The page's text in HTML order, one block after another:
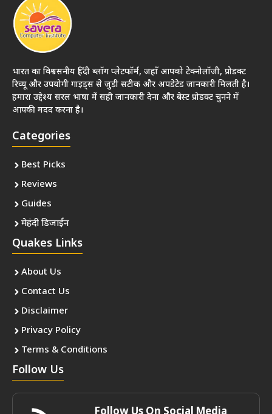
भारत का विश्वसनीय हिंदी ब्लॉग प्लेटफॉर्म, जहाँ आपको टेक्नोलॉजी, प्रोडक्ट
रिव्यू और उपयोगी गाइड्स से जुड़ी सटीक और अपडेटेड जानकारी मिलती है।
हमारा उद्देश्य सरल भाषा में सही जानकारी देना और बेस्ट प्रोडक्ट चुनने में
आपकी मदद करना है।
Categories
Best Picks
Reviews
Guides
मेहंदी डिजाईन
Quakes Links
About Us
Contact Us
Disclaimer
Privacy Policy
Terms & Conditions
Follow Us